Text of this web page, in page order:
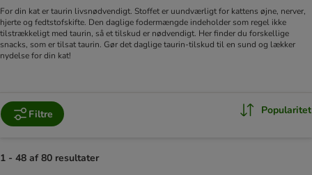
For din kat er taurin livsnødvendigt. Stoffet er uundværligt for kattens øjne, nerver,
hjerte og fedtstofskifte. Den daglige fodermængde indeholder som regel ikke
tilstrækkeligt med taurin, så et tilskud er nødvendigt. Her finder du forskellige
snacks, som er tilsat taurin. Gør det daglige taurin-tilskud til en sund og lækker
nydelse for din kat!
Filtre Popularitet
1 - 48 af 80 resultater